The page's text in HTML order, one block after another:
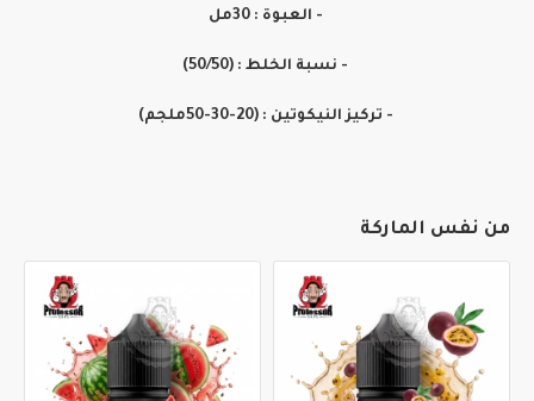
- العبوة : 30مل
- نسبة الخلط : (50/50)
- تركيز النيكوتين : (20-30-50ملجم)
من نفس الماركة